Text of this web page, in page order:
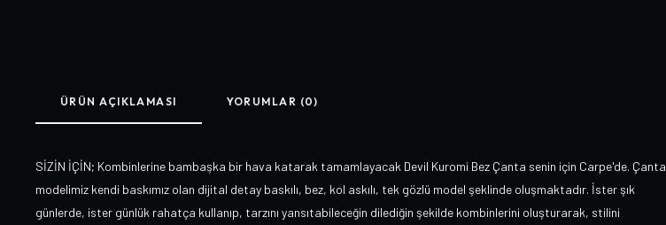
ÜRÜN AÇIKLAMASI YORUMLAR (0)
SİZİN İÇİN; Kombinlerine bambaşka bir hava katarak tamamlayacak Devil Kuromi Bez Çanta senin için Carpe'de. Çanta
modelimiz kendi baskımız olan dijital detay baskılı, bez, kol askılı, tek gözlü model şeklinde oluşmaktadır. İster şık
günlerde, ister günlük rahatça kullanıp, tarzını yansıtabileceğin dilediğin şekilde kombinlerini oluşturarak, stilini